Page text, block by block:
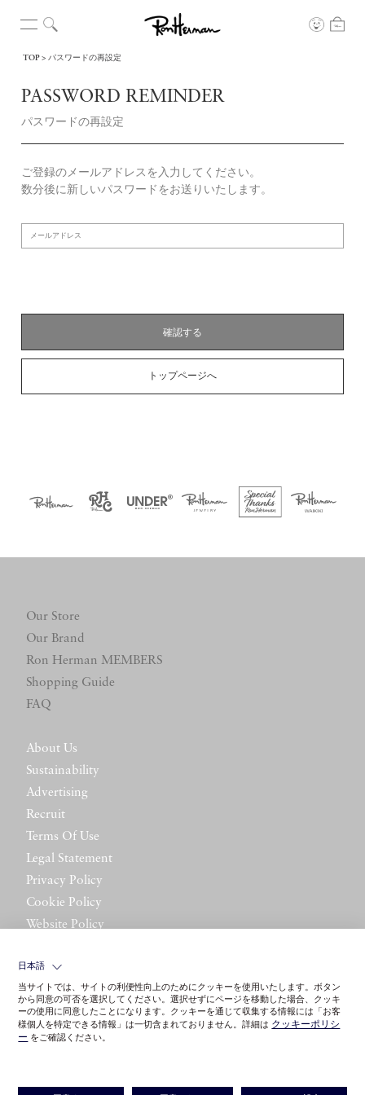
TOP パスワードの再設定
PASSWORD REMINDER
パスワードの再設定
ご登録のメールアドレスを入力してください。
数分後に新しいパスワードをお送りいたします。
トップページへ
Our Store
Our Brand
Ron Herman MEMBERS
Shopping Guide
FAQ
About Us
Sustainability
Advertising
Recruit
Terms Of Use
Legal Statement
Privacy Policy
Cookie Policy
Website Policy
日本語
当サイトでは、サイトの利便性向上のためにクッキーを使用いたします。ボタン
から同意の可否を選択してください。選択せずにページを移動した場合、クッキ
ーの使用に同意したことになります。クッキーを通じて収集する情報には「お客
様個人を特定できる情報」は一切含まれておりません。詳細は クッキーポリシ
ー をご確認ください。